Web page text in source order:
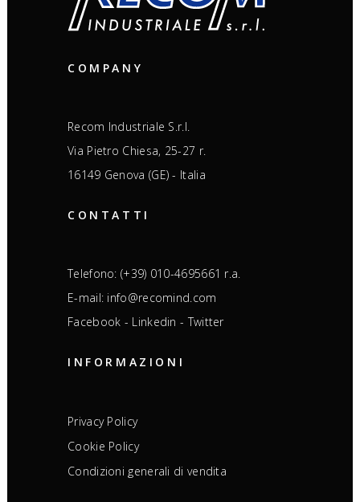
COMPANY
Recom Industriale S.r.l.
Via Pietro Chiesa, 25-27 r.
16149 Genova (GE) - Italia
CONTATTI
Telefono: (+39) 010-4695661 r.a.
E-mail: info@recomind.com
Facebook - Linkedin - Twitter
INFORMAZIONI
Privacy Policy
Cookie Policy
Condizioni generali di vendita